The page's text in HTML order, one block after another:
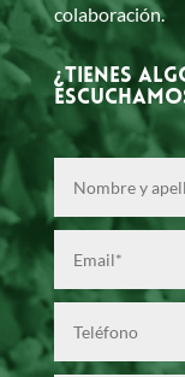
colaboración.
¿Tienes